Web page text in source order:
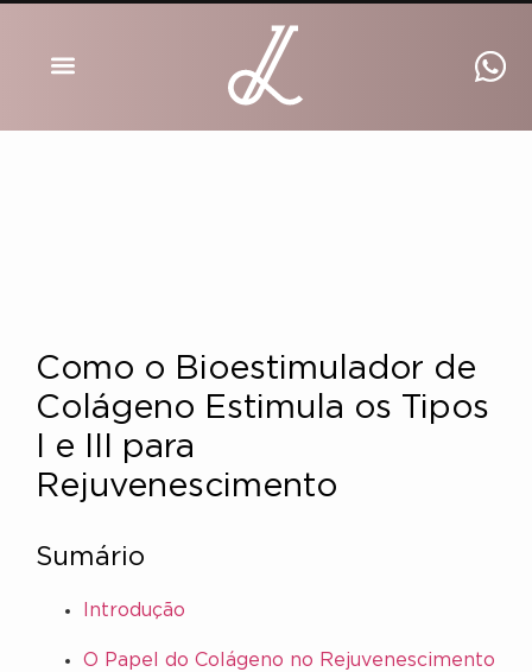
Como o Bioestimulador de
Colágeno Estimula os Tipos
I e III para
Rejuvenescimento
Sumário
Introdução
O Papel do Colágeno no Rejuvenescimento